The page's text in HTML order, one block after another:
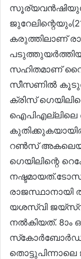
കരുത്തിലാണ്
സഹിതമാണ്
സീസണിൽ
ക്രിസ്
ഐപിഎല്ലിലെ
റൺസ്
ഗെയിലിന്റെ
നഷ്ടമായത്.ടോസ്
രാജസ്ഥാനായി
യശസ്വി
നൽകിയത്.